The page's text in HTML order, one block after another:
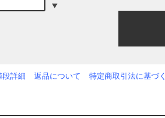
段詳細 返品について 特定商取引法に基づ